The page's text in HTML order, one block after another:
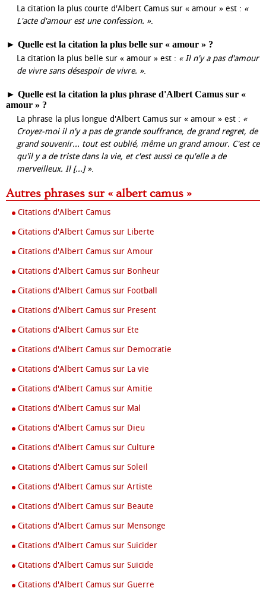
La citation la plus courte d'Albert Camus sur « amour » est : «
L'acte d'amour est une confession. ».
► Quelle est la citation la plus belle sur « amour » ?
La citation la plus belle sur « amour » est : « Il n'y a pas d'amour
de vivre sans désespoir de vivre. ».
► Quelle est la citation la plus phrase d'Albert Camus sur «
amour » ?
La phrase la plus longue d'Albert Camus sur « amour » est : «
Croyez-moi il n'y a pas de grande souffrance, de grand regret, de
grand souvenir... tout est oublié, même un grand amour. C'est ce
qu'il y a de triste dans la vie, et c'est aussi ce qu'elle a de
merveilleux. Il [...] ».
Autres phrases sur « albert camus »
Citations d'Albert Camus
Citations d'Albert Camus sur Liberte
Citations d'Albert Camus sur Amour
Citations d'Albert Camus sur Bonheur
Citations d'Albert Camus sur Football
Citations d'Albert Camus sur Present
Citations d'Albert Camus sur Ete
Citations d'Albert Camus sur Democratie
Citations d'Albert Camus sur La vie
Citations d'Albert Camus sur Amitie
Citations d'Albert Camus sur Mal
Citations d'Albert Camus sur Dieu
Citations d'Albert Camus sur Culture
Citations d'Albert Camus sur Soleil
Citations d'Albert Camus sur Artiste
Citations d'Albert Camus sur Beaute
Citations d'Albert Camus sur Mensonge
Citations d'Albert Camus sur Suicider
Citations d'Albert Camus sur Suicide
Citations d'Albert Camus sur Guerre